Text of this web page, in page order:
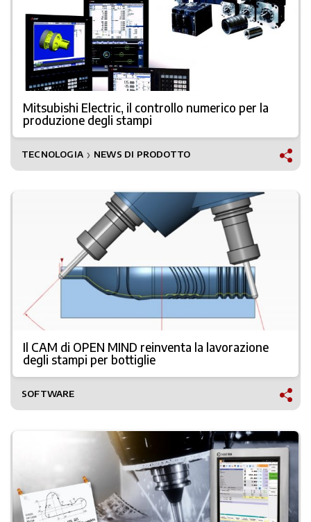
Mitsubishi Electric, il controllo numerico per la
produzione degli stampi
TECNOLOGIA ❯ NEWS DI PRODOTTO
Il CAM di OPEN MIND reinventa la lavorazione
degli stampi per bottiglie
SOFTWARE